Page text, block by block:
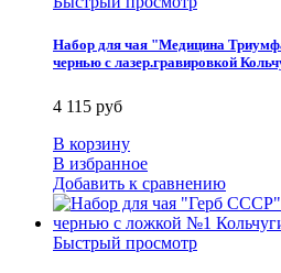
Набор для чая "Медицина
чернью с лазер.гравировкой
4 115 руб
В корзину
В избранное
Добавить к сравнению
Быстрый просмотр